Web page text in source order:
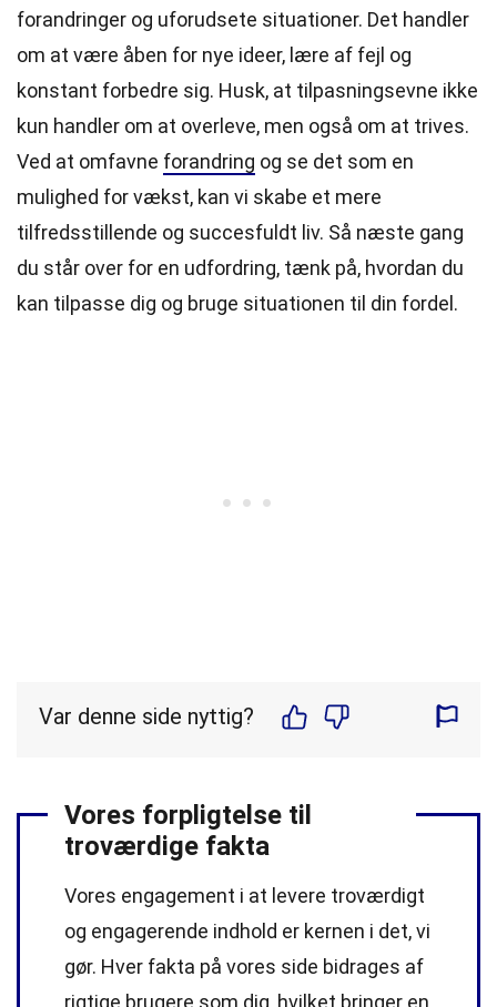
forandringer og uforudsete situationer. Det handler
om at være åben for nye ideer, lære af fejl og
konstant forbedre sig. Husk, at tilpasningsevne ikke
kun handler om at overleve, men også om at trives.
Ved at omfavne forandring og se det som en
mulighed for vækst, kan vi skabe et mere
tilfredsstillende og succesfuldt liv. Så næste gang
du står over for en udfordring, tænk på, hvordan du
kan tilpasse dig og bruge situationen til din fordel.
Var denne side nyttig?
Vores forpligtelse til
troværdige fakta
Vores engagement i at levere troværdigt
og engagerende indhold er kernen i det, vi
gør. Hver fakta på vores side bidrages af
rigtige brugere som dig, hvilket bringer en